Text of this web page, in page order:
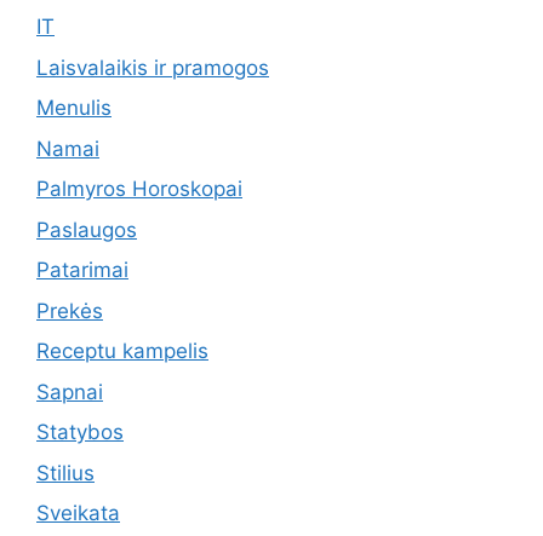
IT
Laisvalaikis ir pramogos
Menulis
Namai
Palmyros Horoskopai
Paslaugos
Patarimai
Prekės
Receptu kampelis
Sapnai
Statybos
Stilius
Sveikata